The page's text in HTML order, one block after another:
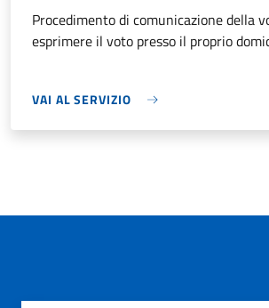
Procedimento di comunicazione della
esprimere il voto presso il proprio
VAI AL SERVIZIO